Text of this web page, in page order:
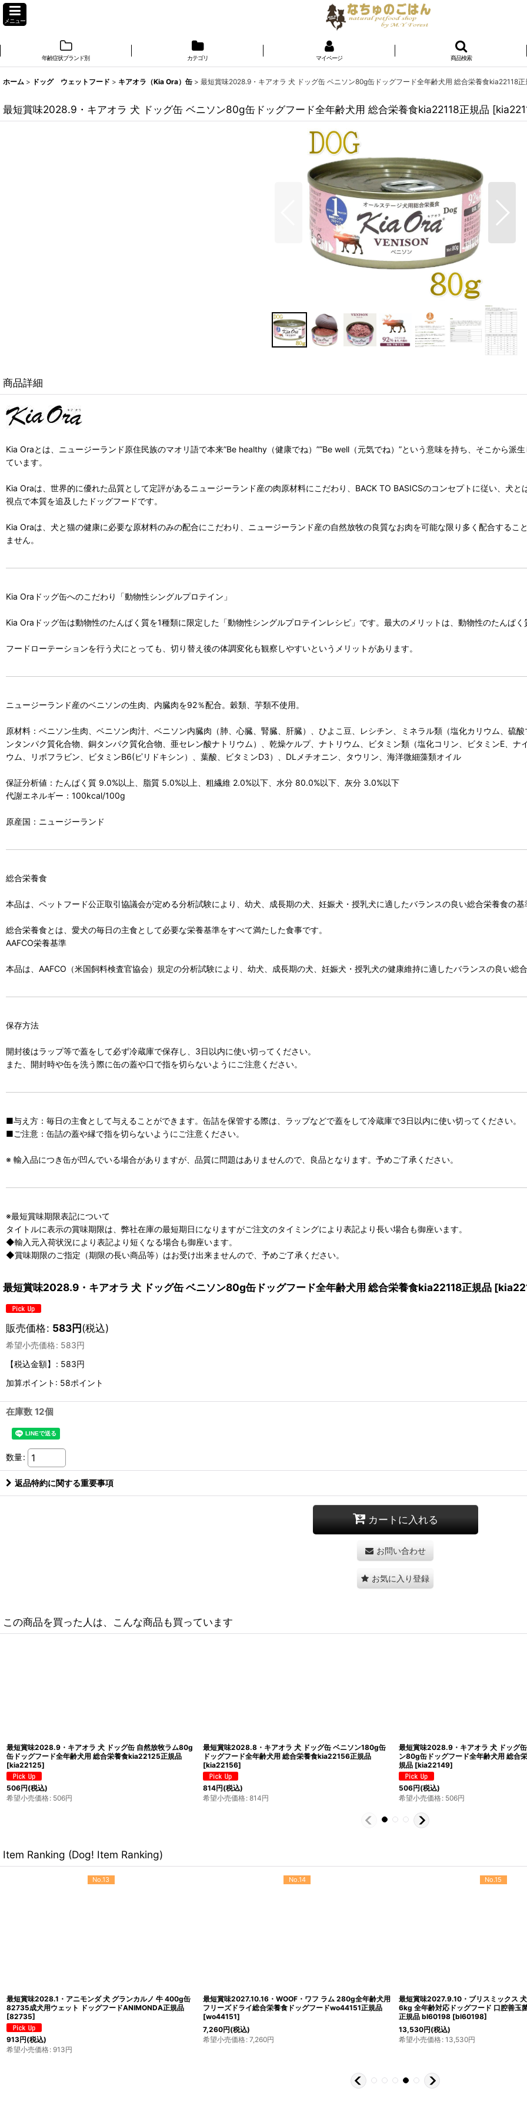
メニュー
年齢症状ブランド別 カテゴリ マイページ 商品検索
ホーム > ドッグ ウェットフード > キアオラ（Kia Ora）缶 > 最短賞味2028.9・キアオラ 犬 ドッグ缶 ベニソン80g缶ドッグフード全年齢犬用 総合栄養食kia22118正
最短賞味2028.9・キアオラ 犬 ドッグ缶 ベニソン80g缶ドッグフード全年齢犬用 総合栄養食kia22118正規品 [
商品詳細
Kia Oraとは、ニュージーランド原住民族のマオリ語で本来”Be healthy（健康でね）””Be well（元気でね）”という意味を持ち、そこから派
ています。
Kia Oraは、世界的に優れた品質として定評があるニュージーランド産の肉原材料にこだわり、BACK TO BASICSのコンセプトに従い、犬
視点で本質を追及したドッグフードです。
Kia Oraは、犬と猫の健康に必要な原材料のみの配合にこだわり、ニュージーランド産の自然放牧の良質なお肉を可能な限り多く配合する
ません。
Kia Oraドッグ缶へのこだわり「動物性シングルプロテイン」
Kia Oraドッグ缶は動物性のたんぱく質を1種類に限定した「動物性シングルプロテインレシピ」です。最大のメリットは、動物性のたんぱく
フードローテーションを行う犬にとっても、切り替え後の体調変化も観察しやすいというメリットがあります。
ニュージーランド産のベニソンの生肉、内臓肉を92％配合。穀類、芋類不使用。
原材料：ベニソン生肉、ベニソン肉汁、ベニソン内臓肉（肺、心臓、腎臓、肝臓）、ひよこ豆、レシチン、ミネラル類（塩化カリウム、硫
ンタンパク質化合物、銅タンパク質化合物、亜セレン酸ナトリウム）、乾燥ケルプ、ナトリウム、ビタミン類（塩化コリン、ビタミンE、
ウム、リボフラビン、ビタミンB6(ピリドキシン）、葉酸、ビタミンD3）、DLメチオニン、タウリン、海洋微細藻類オイル
保証分析値：たんぱく質 9.0%以上、脂質 5.0%以上、粗繊維 2.0%以下、水分 80.0%以下、灰分 3.0%以下
代謝エネルギー：100kcal/100g
原産国：ニュージーランド
総合栄養食
本品は、ペットフード公正取引協議会が定める分析試験により、幼犬、成長期の犬、妊娠犬・授乳犬に適したバランスの良い総合栄養食の基
総合栄養食とは、愛犬の毎日の主食として必要な栄養基準をすべて満たした食事です。
AAFCO栄養基準
本品は、AAFCO（米国飼料検査官協会）規定の分析試験により、幼犬、成長期の犬、妊娠犬・授乳犬の健康維持に適したバランスの良い総
保存方法
開封後はラップ等で蓋をして必ず冷蔵庫で保存し、3日以内に使い切ってください。
また、開封時や缶を洗う際に缶の蓋や口で指を切らないようにご注意ください。
■与え方：毎日の主食として与えることができます。缶詰を保管する際は、ラップなどで蓋をして冷蔵庫で3日以内に使い切ってください。
■ご注意：缶詰の蓋や縁で指を切らないようにご注意ください。
※ 輸入品につき缶が凹んでいる場合がありますが、品質に問題はありませんので、良品となります。予めご了承ください。
※最短賞味期限表記について
タイトルに表示の賞味期限は、弊社在庫の最短期日になりますがご注文のタイミングにより表記より長い場合も御座います。
◆輸入元入荷状況により表記より短くなる場合も御座います。
◆賞味期限のご指定（期限の長い商品等）はお受け出来ませんので、予めご了承ください。
最短賞味2028.9・キアオラ 犬 ドッグ缶 ベニソン80g缶ドッグフード全年齢犬用 総合栄養食kia22118正規品 [
販売価格: 583円(税込)
希望小売価格: 583円
【税込金額】
: 583円
加算ポイント: 58ポイント
在庫数 12個
数量:
返品特約に関する重要事項
カートに入れる
お問い合わせ
お気に入り登録
この商品を買った人は、こんな商品も買っています
最短賞味2028.9・キアオラ 犬 ドッグ缶 自然放牧ラム80g
缶ドッグフード全年齢犬用 総合栄養食kia22125正規品
[kia22125]
506円(税込)
希望小売価格: 506円
最短賞味2028.8・キアオラ 犬 ドッグ缶 ベニソン180g缶
ドッグフード全年齢犬用 総合栄養食kia22156正規品
[kia22156]
814円(税込)
希望小売価格: 814円
最短賞味2028.9・キアオラ 犬 ドッグ
ン80g缶ドッグフード全年齢犬用 総合
規品 [kia22149]
506円(税込)
希望小売価格: 506円
Item Ranking (Dog! Item Ranking)
No.17
おまけ付き！最短賞味2027.7.31・アルモネイチャー 犬 チ
キン 中粒 12kg大袋 ald744成犬用ホリスティック ドッグフ
ードalmo nature正規品
24,387 円
希望小売価格
No.18
おまけ付き！最短賞味2027.8.31・アルモネイチャー 犬 ビ
ーフ 中粒 12kg大袋 ald746ホリスティック ドッグ ドライ
almo nature 正規品
24,387円(税込)
希望小売価格 : 24,387
No.19
おまけ付き！最短賞味2027.7.31・ア
ーモン 中粒 12kg ald745成犬用ホリス
ドalmo nature正規品 [ald745
24,387円(税込)
希望小売価格 : 24,387円